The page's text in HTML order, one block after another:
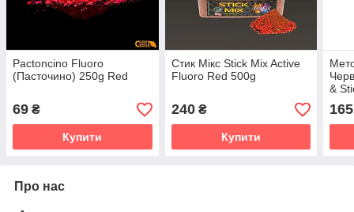
Pactoncino Fluoro
(Пасточино) 250g Red
69 ₴
Купити
Стик Мікс Stick Mix Active
Fluoro Red 500g
240₴
Купити
&
165
Про нас